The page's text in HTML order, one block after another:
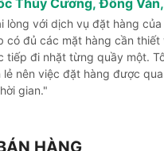
Thùy Cương, Đồng
lòng với dịch vụ đặt hàng
có đủ các mặt hàng cần
tiếp đi nhặt từng quầy một.
lẻ nên việc đặt hàng được
gian."